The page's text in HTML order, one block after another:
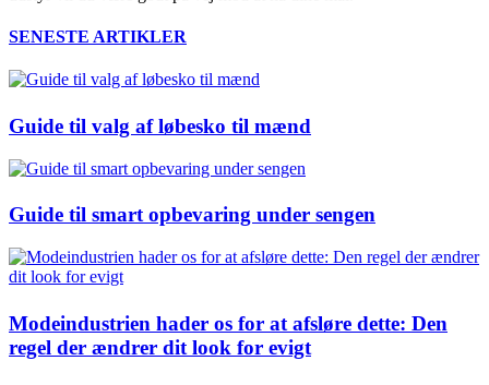
SENESTE ARTIKLER
Guide til valg af løbesko til mænd
Guide til smart opbevaring under sengen
Modeindustrien hader os for at afsløre dette: Den
regel der ændrer dit look for evigt